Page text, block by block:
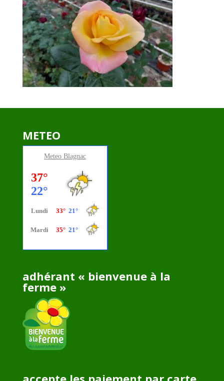
METEO
Meteo Blagnac
adhérant « bienvenue à la
ferme »